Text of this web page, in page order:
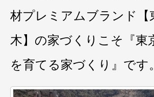
材プレミアムブランド【
木】の家づくりこそ『東
を育てる家づくり』です。